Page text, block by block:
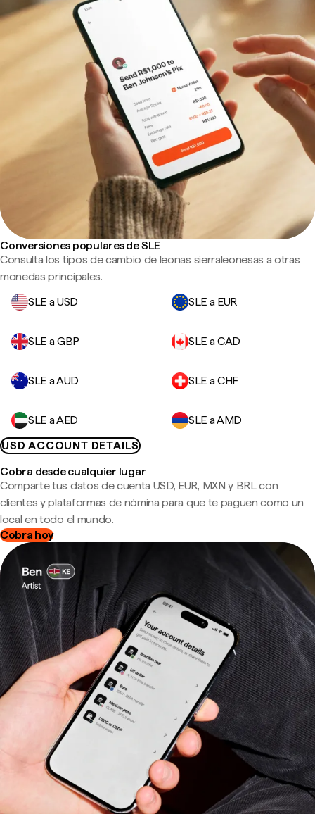
Conversiones populares de SLE
Consulta los tipos de cambio de leonas sierraleonesas a otras
monedas principales.
SLE a USD
SLE a EUR
SLE a GBP SLE a CAD
SLE a AUD SLE a CHF
SLE a AED
SLE a AMD
USD ACCOUNT DETAILS
Cobra desde cualquier lugar
Comparte tus datos de cuenta USD, EUR, MXN y BRL con
clientes y plataformas de nómina para que te paguen como un
local en todo el mundo.
Cobra hoy